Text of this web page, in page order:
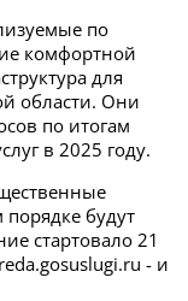
по
комфортной
для
области. Они
по итогам
в 2025 году.
будут
стартовало 21
- и